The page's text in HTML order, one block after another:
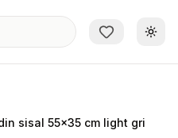
sisal 55x35 cm light gri